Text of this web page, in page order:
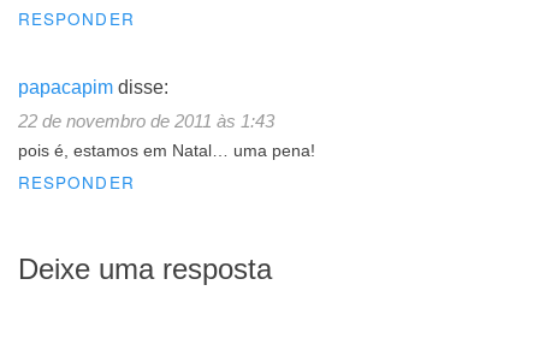
RESPONDER
papacapim disse:
22 de novembro de 2011 às 1:43
pois é, estamos em Natal… uma pena!
RESPONDER
Deixe uma resposta